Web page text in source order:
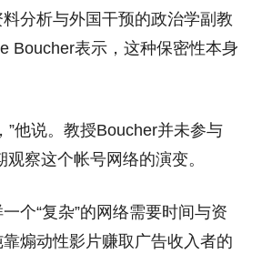
分析与外国干预的政治学副教
Boucher表示，这种保密性本身
”他说。教授Boucher并未参与
察这个帐号网络的演变。
个“复杂”的网络需要时间与资
煽动性影片赚取广告收入者的